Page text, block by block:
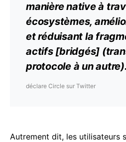
manière nativeà
écosystèmes,
et réduisant la
actifs[bridgés]
protocole à un
déclare Circle sur Twitter
Autrement dit, les utilisateurs